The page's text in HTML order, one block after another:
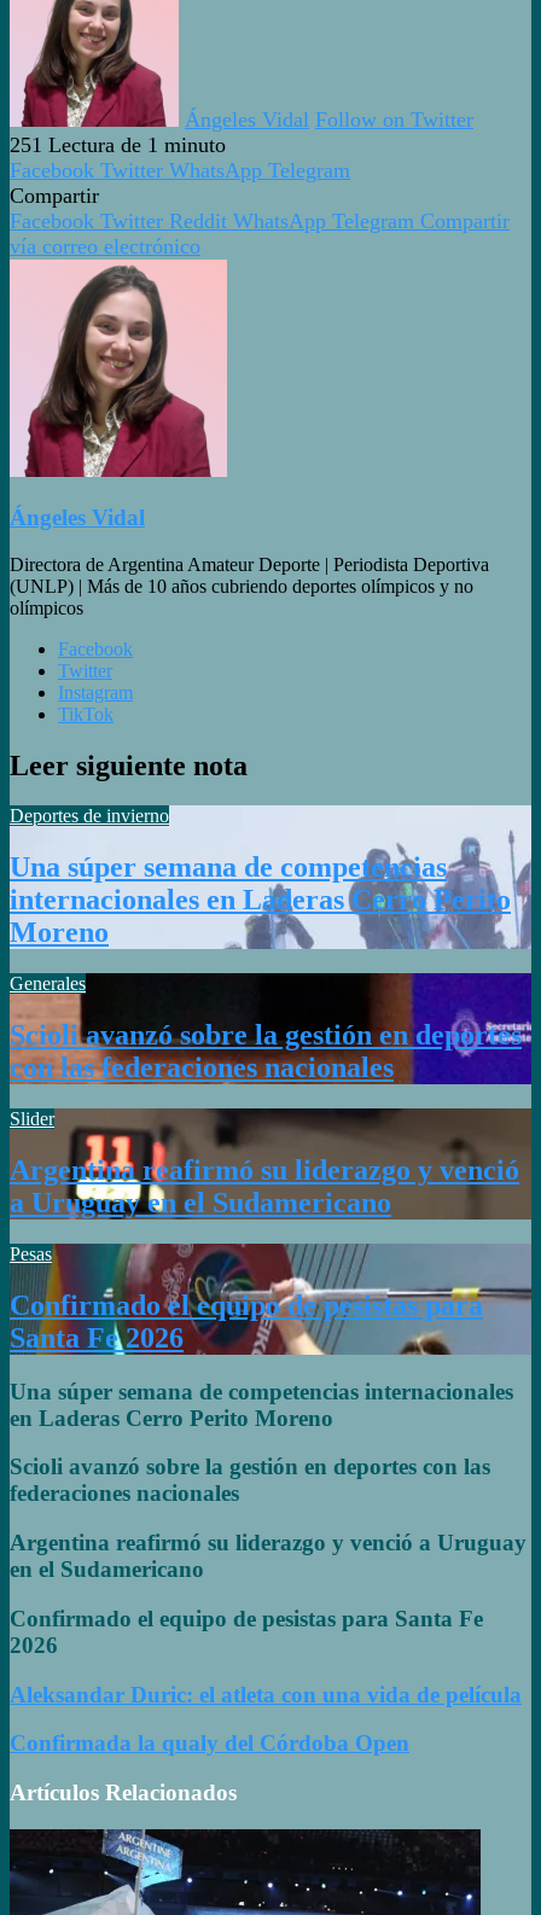
Ángeles Vidal Follow on Twitter
251 Lectura de 1 minuto
Facebook Twitter WhatsApp Telegram
Compartir
Facebook Twitter Reddit WhatsApp Telegram Compartir
vía correo electrónico
Ángeles Vidal
Directora de Argentina Amateur Deporte | Periodista Deportiva
(UNLP) | Más de 10 años cubriendo deportes olímpicos y no
olímpicos
Facebook
Twitter
Instagram
TikTok
Leer siguiente nota
Deportes de invierno
Una súper semana de competencias
internacionales en Laderas Cerro Perito
Moreno
Generales
Scioli avanzó sobre la gestión en deportes
con las federaciones nacionales
Slider
Argentina reafirmó su liderazgo y venció
a Uruguay en el Sudamericano
Pesas
Confirmado el equipo de pesistas para
Santa Fe 2026
Una súper semana de competencias internacionales
en Laderas Cerro Perito Moreno
Scioli avanzó sobre la gestión en deportes con las
federaciones nacionales
Argentina reafirmó su liderazgo y venció a Uruguay
en el Sudamericano
Confirmado el equipo de pesistas para Santa Fe
2026
Aleksandar Duric: el atleta con una vida de película
Confirmada la qualy del Córdoba Open
Artículos Relacionados